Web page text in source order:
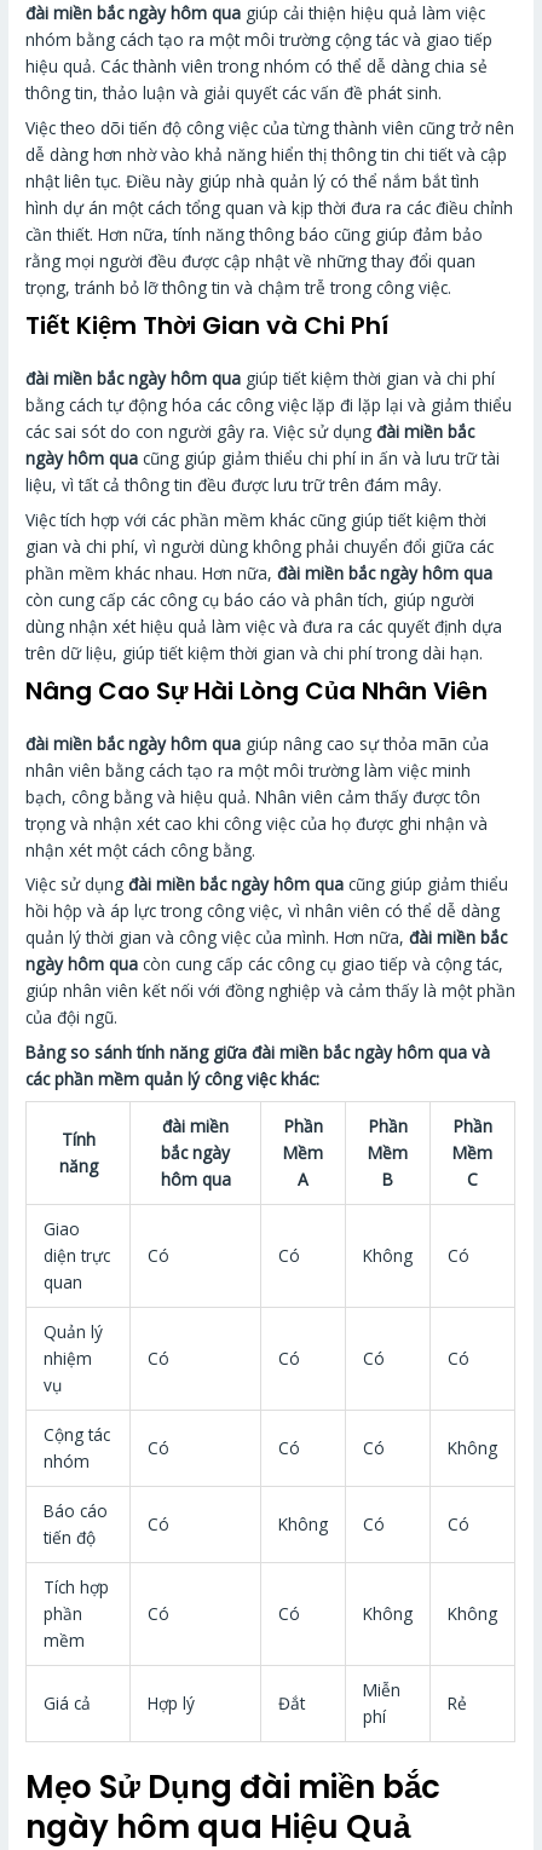
đài miền bắc ngày hôm qua giúp cải thiện hiệu quả làm việc
nhóm bằng cách tạo ra một môi trường cộng tác và giao tiếp
hiệu quả. Các thành viên trong nhóm có thể dễ dàng chia sẻ
thông tin, thảo luận và giải quyết các vấn đề phát sinh.
Việc theo dõi tiến độ công việc của từng thành viên cũng trở nên
dễ dàng hơn nhờ vào khả năng hiển thị thông tin chi tiết và cập
nhật liên tục. Điều này giúp nhà quản lý có thể nắm bắt tình
hình dự án một cách tổng quan và kịp thời đưa ra các điều chỉnh
cần thiết. Hơn nữa, tính năng thông báo cũng giúp đảm bảo
rằng mọi người đều được cập nhật về những thay đổi quan
trọng, tránh bỏ lỡ thông tin và chậm trễ trong công việc.
Tiết Kiệm Thời Gian và Chi Phí
đài miền bắc ngày hôm qua giúp tiết kiệm thời gian và chi phí
bằng cách tự động hóa các công việc lặp đi lặp lại và giảm thiểu
các sai sót do con người gây ra. Việc sử dụngđài miền bắc
ngày hôm qua cũng giúp giảm thiểu chi phí in ấn và lưu trữ tài
liệu, vì tất cả thông tin đều được lưu trữ trên đám mây.
Việc tích hợp với các phần mềm khác cũng giúp tiết kiệm thời
gian và chi phí, vì người dùng không phải chuyển đổi giữa các
phần mềm khác nhau. Hơn nữa,đài miền bắc ngày hôm qua
còn cung cấp các công cụ báo cáo và phân tích, giúp người
dùng nhận xét hiệu quả làm việc và đưa ra các quyết định dựa
trên dữ liệu, giúp tiết kiệm thời gian và chi phí trong dài hạn.
Nâng Cao Sự Hài Lòng Của Nhân Viên
đài miền bắc ngày hôm qua giúp nâng cao sự thỏa mãn của
nhân viên bằng cách tạo ra một môi trường làm việc minh
bạch, công bằng và hiệu quả. Nhân viên cảm thấy được tôn
trọng và nhận xét cao khi công việc của họ được ghi nhận và
nhận xét một cách công bằng.
Việc sử dụngđài miền bắc ngày hôm qua cũng giúp giảm thiểu
hồi hộp và áp lực trong công việc, vì nhân viên có thể dễ dàng
quản lý thời gian và công việc của mình. Hơn nữa,đài miền bắc
ngày hôm qua còn cung cấp các công cụ giao tiếp và cộng tác,
giúp nhân viên kết nối với đồng nghiệp và cảm thấy là một phần
của đội ngũ.
Bảng so sánh tính năng giữa đài miền bắc ngày hôm qua và
các phần mềm quản lý công việc khác:
Tính
năng
đài miền
bắc ngày
hôm qua
Phần
Mềm
A
Phần
Mềm
B
Phần
Mềm
C
Giao
diện trực
quan
Có Có Không Có
Quản lý
nhiệm
vụ
Có Có Có Có
Cộng tác
nhóm
Có Có Có Không
Báo cáo
tiến độ
Có Không Có Có
Tích hợp
phần
mềm
Có Có Không Không
Giá cả Hợp lý Đắt
Miễn
phí
Rẻ
Mẹo Sử Dụngđài miền bắc
ngày hôm qua Hiệu Quả